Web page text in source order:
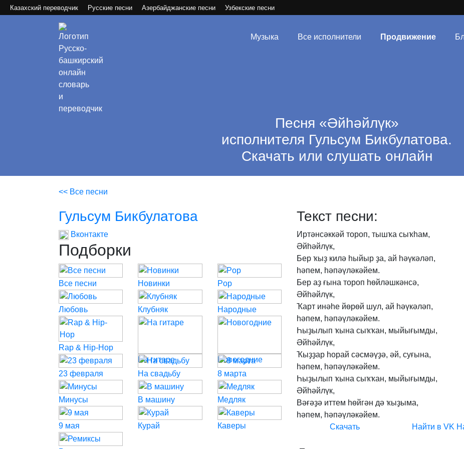
Казахский переводчик Русские песни Азербайджанские песни Узбекские песни
Музыка Все исполнители Продвижение
Песня «Әйһәйлүк»
исполнителя Гульсум Бикбулатова.
Скачать или слушать онлайн
<< Все песни
Текст песни:
Иртәнсәккәй тороп, тышҡа сыҡһам,
Әйһәйлүк,
Бер ҡыҙ килә һыйыр ҙа, ай һәүкәләп,
һәпем, һәпәүләкәйем.
Бер аҙ ғына тороп һөйләшкәнсә,
Әйһәйлүк,
Ҡарт инәһе йөрөй шул, ай һәүкәләп,
һәпем, һәпәүләкәйем.
Һыҙылып ҡына сыҡҡан, мыйығымды,
Әйһәйлүк,
Ҡыҙҙар һорай сәсмәүҙә, әй, суғына,
һәпем, һәпәүләкәйем.
Һыҙылып ҡына сыҡҡан, мыйығымды,
Әйһәйлүк,
Вәғәҙә иттем һөйгән дә ҡыҙыма,
һәпем, һәпәүләкәйем.
Скачать
Найти в VK
Гульсум Бикбулатова
Вконтакте
Подборки
Все песни Новинки Pop
Любовь Клубняк Народные
Rap & Hip-Hop
На гитаре
Новогодние
23 февраля
На свадьбу 8 марта
Минусы В машину Медляк
9 мая Курай Каверы